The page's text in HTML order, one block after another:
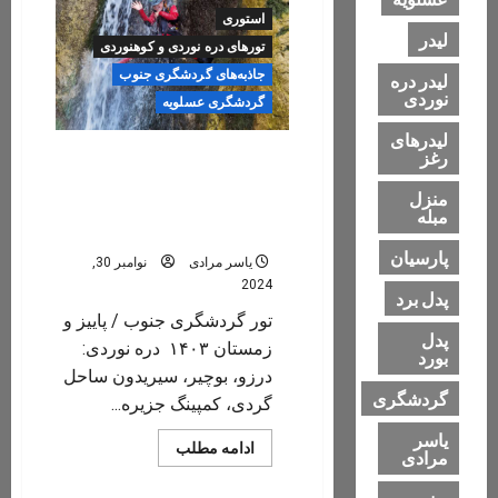
آخر
اسفند
۱۴۰۳
استوری
تورهای دره نوردی و کوهنوردی
جاذبه‌های گردشگری جنوب
گردشگری عسلویه
یاسر مرادی
2024
تور گردشگری جنوب / پاییز و
زمستان ۱۴۰۳ دره نوردی:
درزو، بوچیر، سیریدون ساحل
گردی، کمپینگ جزیره...
ادامه مطلب
more
لیدر
لیدر دره
نوردی
لیدرهای
رغز
منزل
مبله
پارسیان
پدل برد
پدل
بورد
گردشگری
یاسر
مرادی